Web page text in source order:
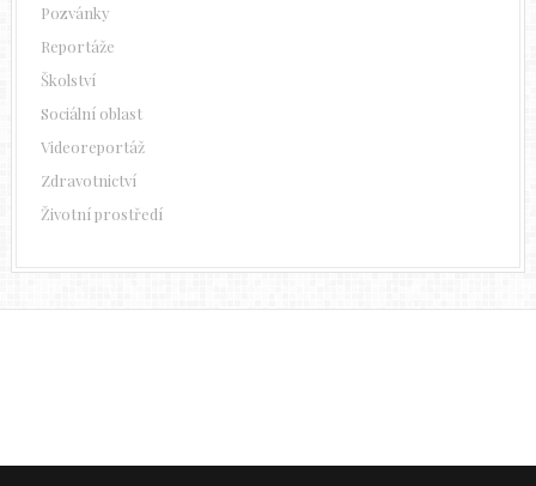
Pozvánky
Reportáže
Školství
Sociální oblast
Videoreportáž
Zdravotnictví
Životní prostředí